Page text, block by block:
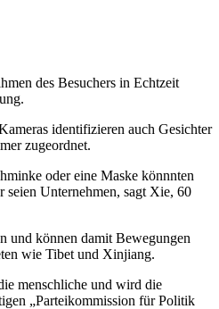
des Besuchers in Echtzeit
identifizieren auch Gesichter
zugeordnet.
oder eine Maske könnnten
seien Unternehmen, sagt Xie, 60
und können damit Bewegungen
wie Tibet und Xinjiang.
menschliche und wird die
„Parteikommission für Politik